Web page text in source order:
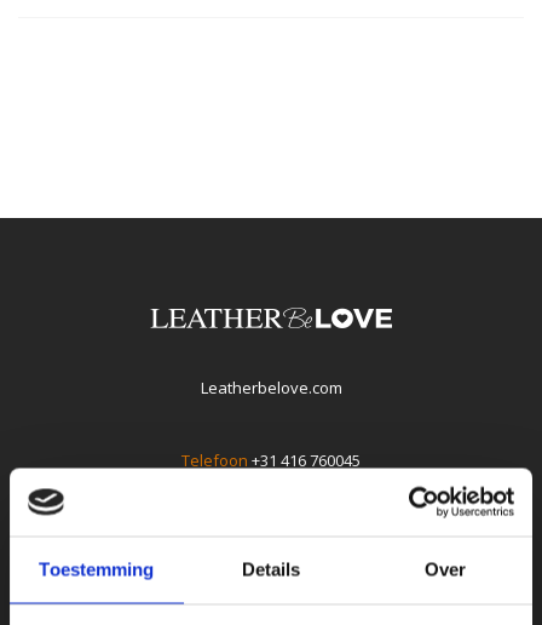
Toestemming Details Over
Leatherbelove.com
Telefoon +31 416 760045